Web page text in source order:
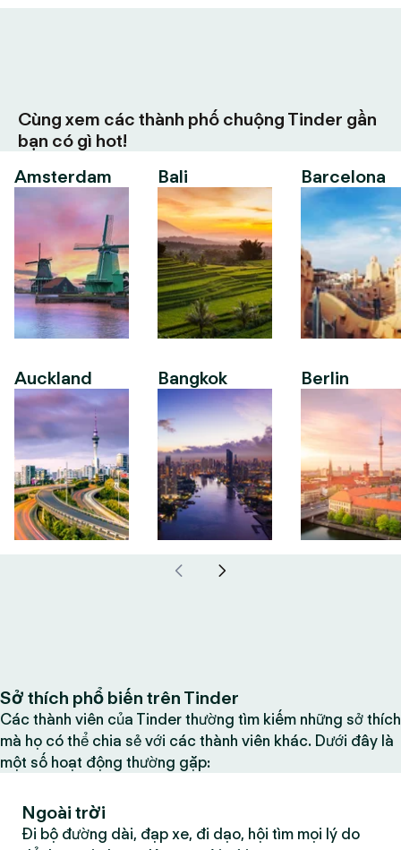
Cùng xem các thành phố chuộng Tinder gần
bạn có gì hot!
Amsterdam
Auckland
Bali
Bangkok
Barcelona
Berlin
Sở thích phổ biến trên Tinder
Các thành viên của Tinder thường tìm kiếm những sở thích
mà họ có thể chia sẻ với các thành viên khác. Dưới đây là
một số hoạt động thường gặp:
Ngoài trời
Đi bộ đường dài, đạp xe, đi dạo, hội tìm mọi lý do